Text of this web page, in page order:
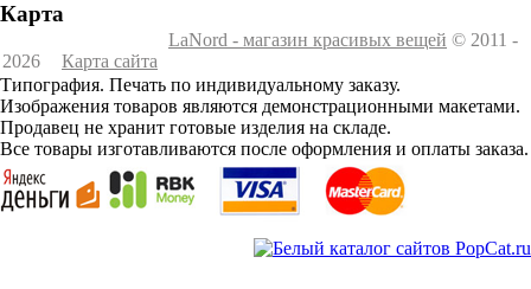
Карта
LaNord - магазин красивых вещей © 2011 -
2026
Карта сайта
Типография. Печать по индивидуальному заказу.
Изображения товаров являются демонстрационными макетами.
Продавец не хранит готовые изделия на складе.
Все товары изготавливаются после оформления и оплаты заказа.